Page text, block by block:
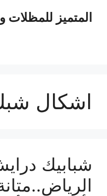
المتميز للمظلات
اشكال
شبابيك